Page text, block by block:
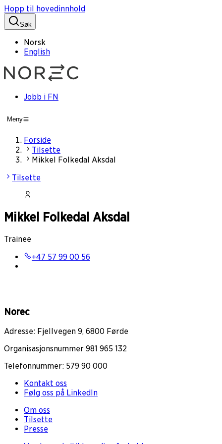
Hopp til hovedinnhold
Søk
Norsk
English
Jobb i FN
Meny
Forside
Tilsette
Mikkel Folkedal Aksdal
Tilsette
Mikkel Folkedal Aksdal
Trainee
+47 57 99 00 56
Norec
Adresse: Fjellvegen 9, 6800 Førde
Organisasjonsnummer 981 965 132
Telefonnummer: 579 90 000
Kontakt oss
Følg oss på LinkedIn
Om oss
Tilsette
Presse